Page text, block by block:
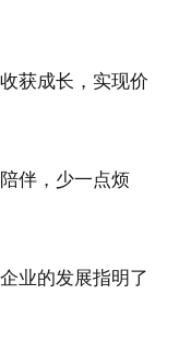
获成长，实现价
伴，少一点烦
业的发展指明了